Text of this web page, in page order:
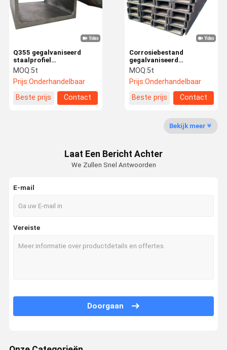
Producten Fabriekstour
Kwaliteitsco
Neem
Contact Met
Nieuws Gevallen
Warmgewalste Koolstofstaalrol
Koudgewalste Koolstofstaalrol
Gegalvaniseerde stalen spoel
Misvormde Staalrebar
Corrosiebestand
gegalvaniseerd
staalprofiel 70 mm zacht
staal C-kanaal op maat
MOQ:5t
Prijs:Onderhandelbaar
Beste prijs
Contact
Q355 gegalvaniseerd
staalprofiel
Corrosiebestendigheid U-
vormig kanaal metaal
41x41x2mm
MOQ:5t
Prijs:Onderhandelbaar
Beste prijs
Contact
Bekijk meer
Laat Een Bericht Achter
We Zullen Snel Antwoorden
E-mail
Vereiste
Doorgaan